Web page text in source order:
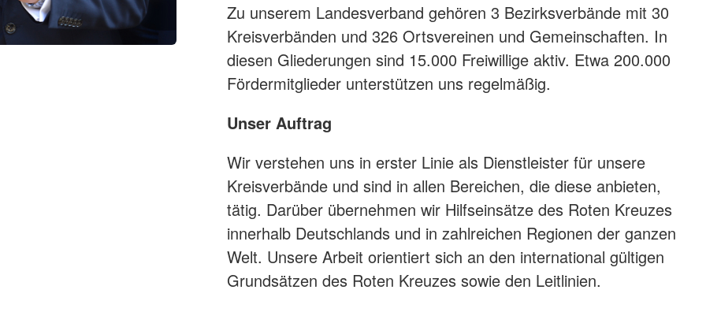
Zu unserem Landesverband gehören 3 Bezirksverbände mit 30
Kreisverbänden und 326 Ortsvereinen und Gemeinschaften. In
diesen Gliederungen sind 15.000 Freiwillige aktiv. Etwa 200.000
Fördermitglieder unterstützen uns regelmäßig.
Unser Auftrag
Wir verstehen uns in erster Linie als Dienstleister für unsere
Kreisverbände und sind in allen Bereichen, die diese anbieten,
tätig. Darüber übernehmen wir Hilfseinsätze des Roten Kreuzes
innerhalb Deutschlands und in zahlreichen Regionen der ganzen
Welt. Unsere Arbeit orientiert sich an den international gültigen
Grundsätzen des Roten Kreuzes sowie den Leitlinien.